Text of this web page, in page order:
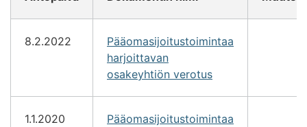
8.2.2022
Pääomasijoitustoimintaa
harjoittavan
osakeyhtiön verotus
1.1.2020
Pääomasijoitustoimintaa